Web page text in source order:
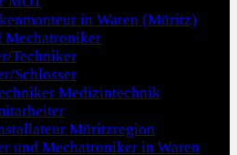
in Waren (Müritz)
Mechatroniker
Techniker
Schlosser
Medizintechnik
Müritzregion
und Mechatroniker in Waren